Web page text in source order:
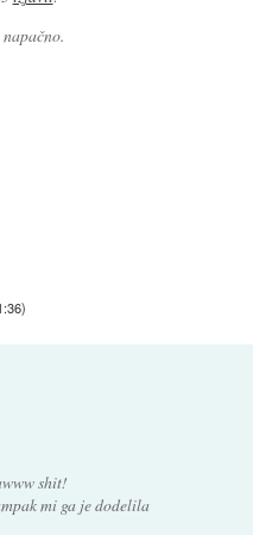
)
shit!
mi ga je dodelila